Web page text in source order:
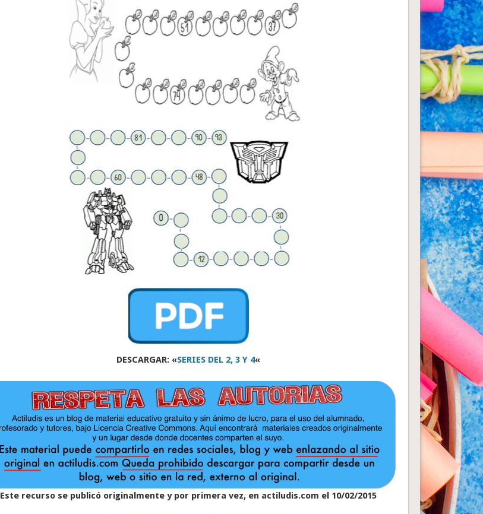
DESCARGAR: «SERIES DEL 2, 3 Y 4«
Este recurso se publicó originalmente y por primera vez, en actiludis.com el 10/02/2015